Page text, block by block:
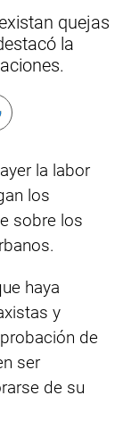
quejas
la
la labor
los
sobre los
haya
y
de
ser
de su